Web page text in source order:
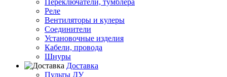
Переключатели, тумблера
Реле
Вентиляторы и кулеры
Соединители
Установочные изделия
Кабели, провода
Шнуры
Доставка
Пульты ДУ